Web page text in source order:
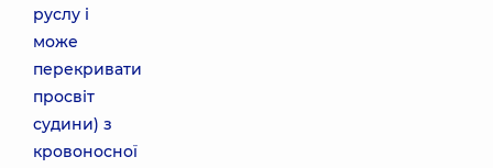
руслу і
може
перекривати
просвіт
судини) з
кровоносної